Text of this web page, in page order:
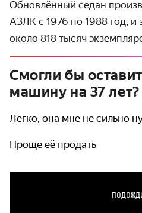
Обнов­лённый седан
АЗЛК с 1976 по 1988 год, и
около 818 тысяч
Смогли бы
машину на 37 лет?
Легко, она мне не сильно
Проще её продать